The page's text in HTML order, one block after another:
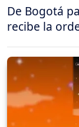
De Bogotá
recibe la